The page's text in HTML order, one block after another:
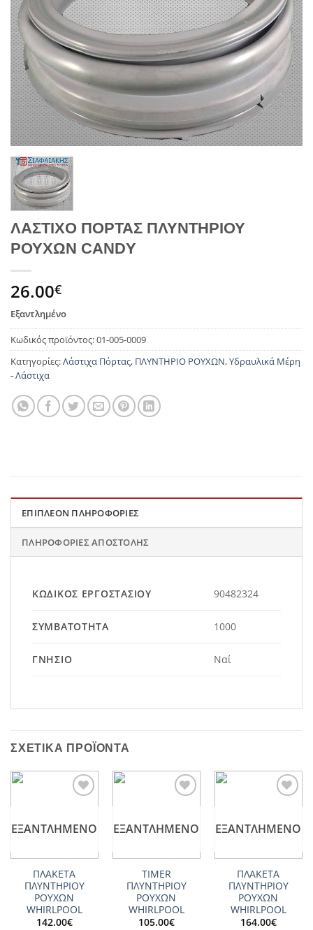
ΛΑΣΤΙΧΟ ΠΟΡΤΑΣ ΠΛΥΝΤΗΡΙΟΥ
ΡΟΥΧΩΝ CANDY
26.00€
Εξαντλημένο
Κωδικός προϊόντος:01-005-0009
Κατηγορίες:Λάστιχα Πόρτας, ΠΛΥΝΤΗΡΙΟ ΡΟΥΧΩΝ,Υδραυλικά Μέρη
- Λάστιχα
ΕΠΙΠΛΈΟΝ ΠΛΗΡΟΦΟΡΊΕΣ
ΠΛΗΡΟΦΟΡΊΕΣ ΑΠΟΣΤΟΛΉΣ
ΚΩΔΙΚΌΣ ΕΡΓΟΣΤΑΣΊΟΥ 90482324
ΣΥΜΒΑΤΌΤΗΤΑ 1000
ΓΝΉΣΙΟ Ναί
ΣΧΕΤΙΚΆ ΠΡΟΪΌΝΤΑ
ΕΞΑΝΤΛΗΜΈΝΟ
ΠΛΑΚΕΤΑ
ΠΛΥΝΤΗΡΙΟΥ
ΡΟΥΧΩΝ
WHIRLPOOL
142.00€
ΕΞΑΝΤΛΗΜΈΝΟ
TIMER
ΠΛΥΝΤΗΡΙΟΥ
ΡΟΥΧΩΝ
WHIRLPOOL
105.00€
ΕΞΑΝΤΛΗΜΈΝΟ
ΠΛΑΚΕΤΑ
ΠΛΥΝΤΗΡΙΟΥ
ΡΟΥΧΩΝ
WHIRLPOOL
164.00€